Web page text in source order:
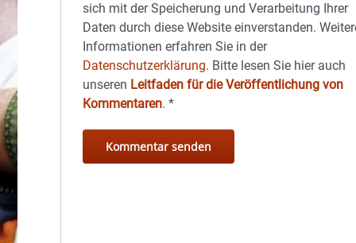
sich mit der Speicherung und Verarbeitung Ihrer
Daten durch diese Website einverstanden.
Informationen erfahren Sie in der
Datenschutzerklärung. Bitte lesen Sie hier auch
unseren Leitfaden für die Veröffentlichung von
Kommentaren.*